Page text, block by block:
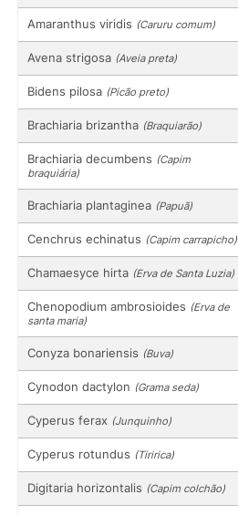
Amaranthus viridis (Caruru comum)
Avena strigosa (Aveia preta)
Bidens pilosa (Picão preto)
Brachiaria brizantha (Braquiarão)
Brachiaria decumbens (Capim
braquiária)
Brachiaria plantaginea (Papuã)
Cenchrus echinatus (Capim carrapicho)
Chamaesyce hirta (Erva de Santa Luzia)
Chenopodium ambrosioides (Erva de
santa maria)
Conyza bonariensis (Buva)
Cynodon dactylon (Grama seda)
Cyperus ferax (Junquinho)
Cyperus rotundus (Tiririca)
Digitaria horizontalis (Capim colchão)